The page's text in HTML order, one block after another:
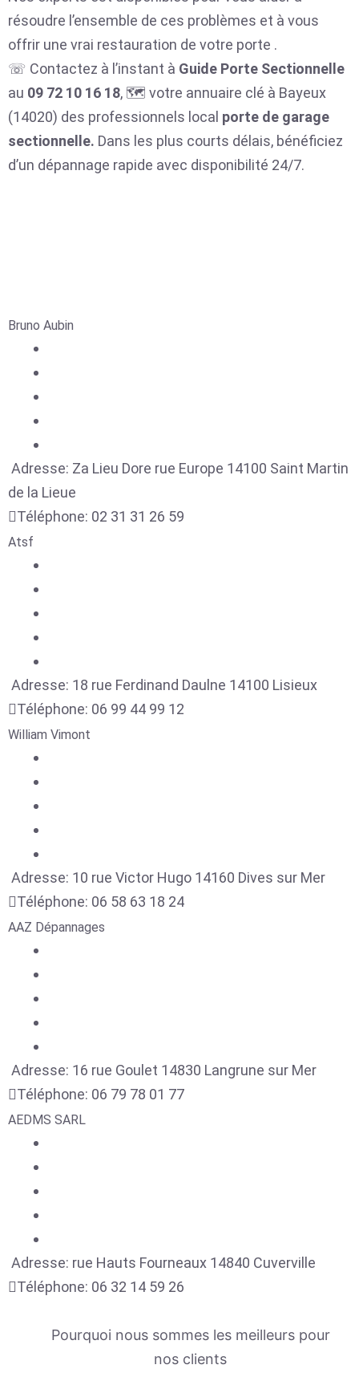
résoudre l’ensemble de ces problèmes et à vous
offrir une vrai restauration de votre porte .
☏ Contactez à l’instant à Guide Porte Sectionnelle
au 09 72 10 16 18, 🗺️ votre annuaire clé à Bayeux
(14020) des professionnels local porte de garage
sectionnelle. Dans les plus courts délais, bénéficiez
d’un dépannage rapide avec disponibilité 24/7.
Bruno Aubin
Adresse: Za Lieu Dore rue Europe 14100 Saint Martin
de la Lieue
Téléphone: 02 31 31 26 59
Atsf
Adresse: 18 rue Ferdinand Daulne 14100 Lisieux
Téléphone: 06 99 44 99 12
William Vimont
Adresse: 10 rue Victor Hugo 14160 Dives sur Mer
Téléphone: 06 58 63 18 24
AAZ Dépannages
Adresse: 16 rue Goulet 14830 Langrune sur Mer
Téléphone: 06 79 78 01 77
AEDMS SARL
Adresse: rue Hauts Fourneaux 14840 Cuverville
Téléphone: 06 32 14 59 26
Pourquoi nous sommes les meilleurs pour
nos clients